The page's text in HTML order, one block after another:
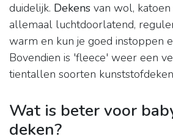
duidelijk. Dekens van wol,
allemaal luchtdoorlatend,
warm en kun je goed instoppen
Bovendien is 'fleece' weer een
tientallen soorten
Wat is beter voor
deken?